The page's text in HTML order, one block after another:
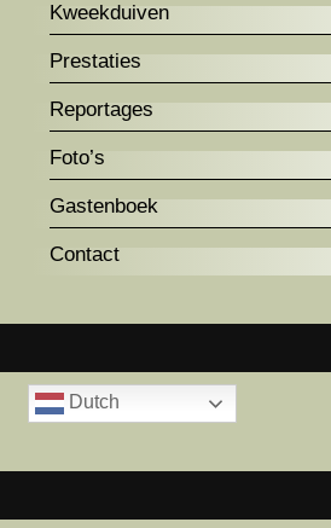
Kweekduiven
Prestaties
Reportages
Foto’s
Gastenboek
Contact
Dutch